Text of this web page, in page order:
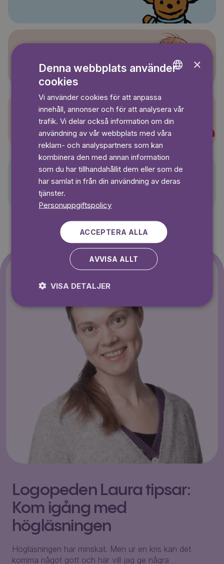
Super-Charlie
Pelle Svanslös
Logopeden Laura tipsar:
Kom igång med
högläsningen
Högläsningen har minskat. Men ur en kris kan det
komma något gott och här vill jag ge några
×
Denna webbplats använder
cookies
Vi använder cookies för att anpassa
innehåll, annonser och för att analysera vår
trafik. Vi delar också information om din
användning av vår webbplats med våra
reklam- och analyspartners som kan
kombinera den med annan information
som du har tillhandahållit dem eller som de
har samlat in från din användning av deras
tjänster.
Personuppgiftspolicy
ACCEPTERA ALLA
AVVISA ALLT
VISA DETALJER